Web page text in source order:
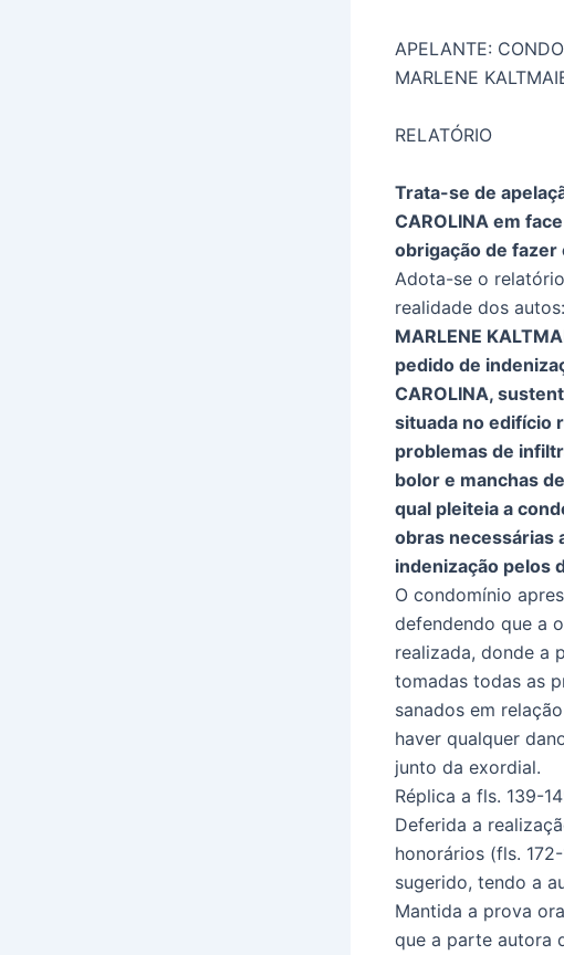
APELANTE:
MARLENE
RELATÓRIO
Trata-se de
CAROLINA em
obrigação de fazer
Adota-se o
realidade dos autos:
MARLENE
pedido de
CAROLINA,
situada no edifício
problemas de
bolor e manchas
qual pleiteia a
obras necessárias
indenização pelos
O condomínio
defendendo que a
realizada, donde a
tomadas todas as
sanados em
haver qualquer
junto da exordial.
Réplica a fls. 139-
Deferida a
honorários (fls.
sugerido, tendo a
Mantida a prova
que a parte autora